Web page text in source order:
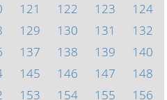
121 122 123
124
129 130 131
132
137 138 139
140
145 146 147
148
153 154 155
156